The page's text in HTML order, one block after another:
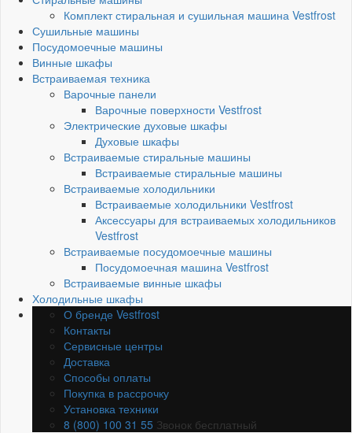
Комплект стиральная и сушильная машина Vestfrost
Сушильные машины
Посудомоечные машины
Винные шкафы
Встраиваемая техника
Варочные панели
Варочные поверхности Vestfrost
Электрические духовые шкафы
Духовые шкафы
Встраиваемые стиральные машины
Встраиваемые стиральные машины
Встраиваемые холодильники
Встраиваемые холодильники Vestfrost
Аксессуары для встраиваемых холодильников
Vestfrost
Встраиваемые посудомоечные машины
Посудомоечная машина Vestfrost
Встраиваемые винные шкафы
Холодильные шкафы
О бренде Vestfrost
Контакты
Сервисные центры
Доставка
Способы оплаты
Покупка в рассрочку
Установка техники
8 (800) 100 31 55 Звонок бесплатный